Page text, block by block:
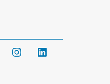
YouTube Instagram